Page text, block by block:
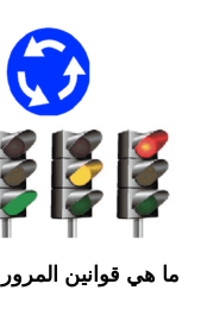
ما هي قوانين